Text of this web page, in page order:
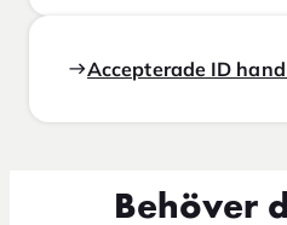
Accepterade ID
Behöver